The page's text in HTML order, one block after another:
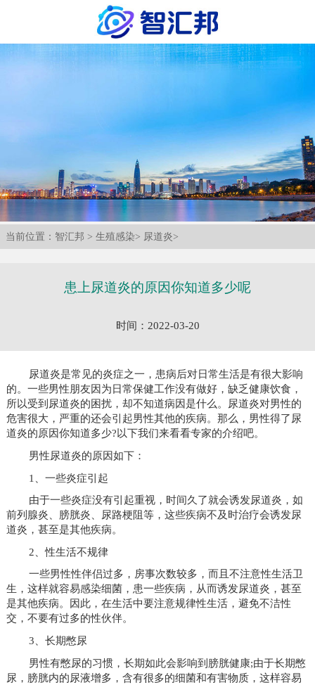
当前位置： 智汇邦 > 生殖感染> 尿道炎>
患上尿道炎的原因你知道多少呢
时间：2022-03-20
尿道炎是常见的炎症之一，患病后对日常生活是有很大影响
的。一些男性朋友因为日常保健工作没有做好，缺乏健康饮食，
所以受到尿道炎的困扰，却不知道病因是什么。尿道炎对男性的
危害很大，严重的还会引起男性其他的疾病。那么，男性得了尿
道炎的原因你知道多少?以下我们来看看专家的介绍吧。
男性尿道炎的原因如下：
1、一些炎症引起
由于一些炎症没有引起重视，时间久了就会诱发尿道炎，如
前列腺炎、膀胱炎、尿路梗阻等，这些疾病不及时治疗会诱发尿
道炎，甚至是其他疾病。
2、性生活不规律
一些男性性伴侣过多，房事次数较多，而且不注意性生活卫
生，这样就容易感染细菌，患一些疾病，从而诱发尿道炎，甚至
是其他疾病。因此，在生活中要注意规律性生活，避免不洁性
交，不要有过多的性伙伴。
3、长期憋尿
男性有憋尿的习惯，长期如此会影响到膀胱健康;由于长期憋
尿，膀胱内的尿液增多，含有很多的细菌和有害物质，这样容易